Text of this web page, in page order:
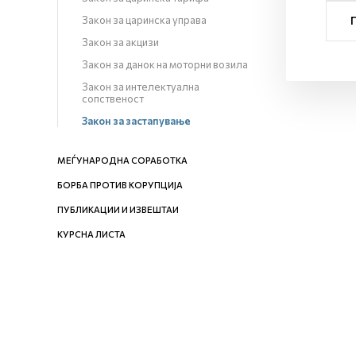
Закон за царинска управа
Закон за акцизи
Закон за данок на моторни возила
Закон за интелектуална
сопственост
Закон за застапување
МЕЃУНАРОДНА СОРАБОТКА
БОРБА ПРОТИВ КОРУПЦИЈА
ПУБЛИКАЦИИ И ИЗВЕШТАИ
КУРСНА ЛИСТА